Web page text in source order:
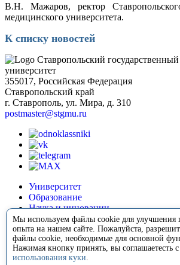
Мы используем файлы cookie для улучшения
опыта на нашем сайте. Пожалуйста,
файлы cookie, необходимые для основной
Нажимая кнопку принять, вы соглашаетесть
использования куки.
В.Н. Мажаров, ректор
медицинского университета.
К списку новостей
Ставропольский
университет
355017, Российская Федерация
Ставропольский край
г. Ставрополь, ул. Мира, д. 310
postmaster@stgmu.ru
Университет
Образование
Наука и инновации
Медицина
Международная деятельность
Внеучебная деятельность
Сотрудничество
Контакты